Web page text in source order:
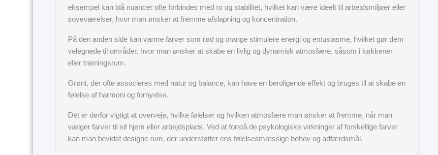
eksempel kan blå nuancer ofte forbindes med ro og stabilitet, hvilket kan være ideelt til arbejdsmiljøer eller
soveværelser, hvor man ønsker at fremme afslapning og koncentration.
På den anden side kan varme farver som rød og orange stimulere energi og entusiasme, hvilket gør dem
velegnede til områder, hvor man ønsker at skabe en livlig og dynamisk atmosfære, såsom i køkkener
eller træningsrum.
Grønt, der ofte associeres med natur og balance, kan have en beroligende effekt og bruges til at skabe en
følelse af harmoni og fornyelse.
Det er derfor vigtigt at overveje, hvilke følelser og hvilken atmosfære man ønsker at fremme, når man
vælger farver til sit hjem eller arbejdsplads. Ved at forstå de psykologiske virkninger af forskellige farver
kan man bevidst designe rum, der understøtter ens følelsesmæssige behov og adfærdsmål.